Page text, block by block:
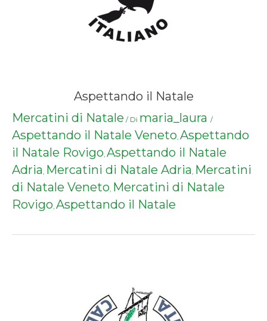
Aspettando il Natale
Mercatini di Natale / Di maria_laura /
Aspettando il Natale Veneto, Aspettando
il Natale Rovigo, Aspettando il Natale
Adria, Mercatini di Natale Adria, Mercatini
di Natale Veneto, Mercatini di Natale
Rovigo, Aspettando il Natale